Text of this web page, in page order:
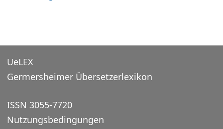
UeLEX
Germersheimer Übersetzerlexikon
ISSN 3055-7720
Nutzungsbedingungen